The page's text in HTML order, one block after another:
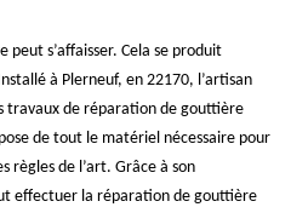
peut s’affaisser. Cela se produit
à Plerneuf, en 22170, l’artisan
travaux de réparation de gouttière
de tout le matériel nécessaire pour
règles de l’art. Grâce à son
effectuer la réparation de gouttière